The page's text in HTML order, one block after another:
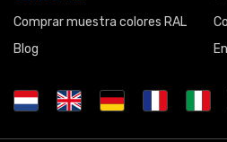
Comprar muestra colores RAL
Blog